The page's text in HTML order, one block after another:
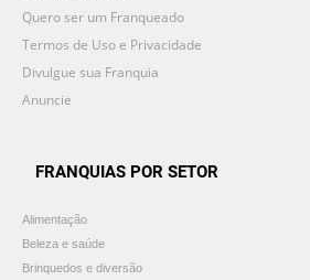
Quero ser um Franqueado
Termos de Uso e Privacidade
Divulgue sua Franquia
Anuncie
FRANQUIAS POR SETOR
Alimentação
Beleza e saúde
Brinquedos e diversão